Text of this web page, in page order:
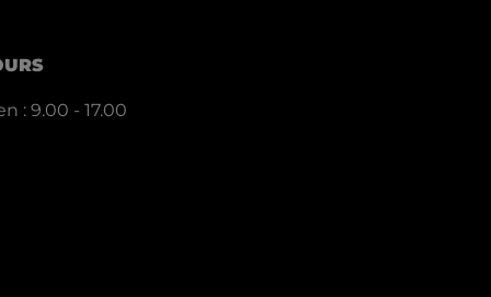
: 9.00 - 17.00